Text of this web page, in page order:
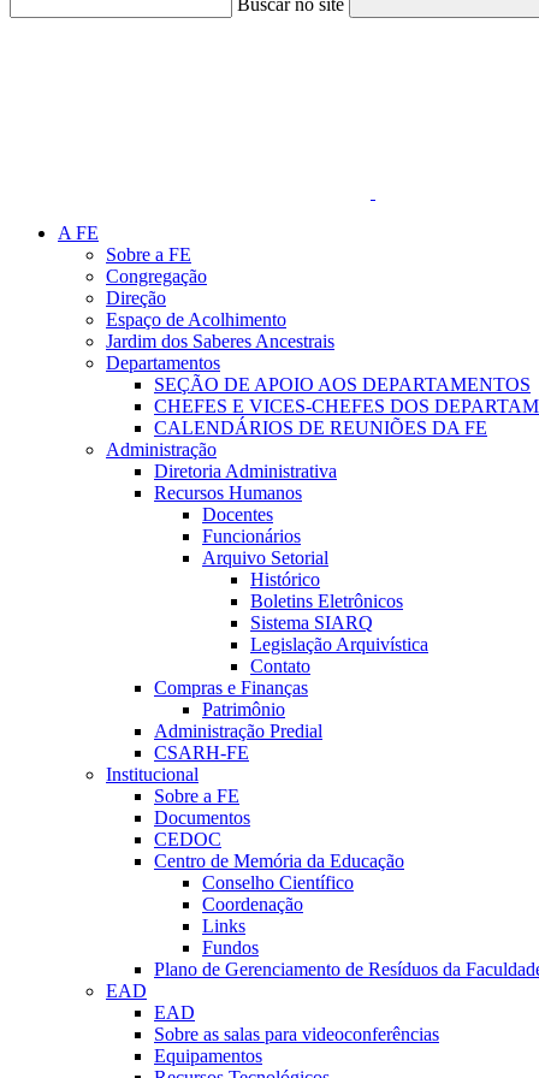
Buscar no site
A FE
Sobre a FE
Congregação
Direção
Espaço de Acolhimento
Jardim dos Saberes Ancestrais
Departamentos
SEÇÃO DE APOIO AOS DEPARTAMENTOS
CHEFES E VICES-CHEFES DOS
CALENDÁRIOS DE REUNIÕES DA FE
Administração
Diretoria Administrativa
Recursos Humanos
Docentes
Funcionários
Arquivo Setorial
Histórico
Boletins Eletrônicos
Sistema SIARQ
Legislação Arquivística
Contato
Compras e Finanças
Patrimônio
Administração Predial
CSARH-FE
Institucional
Sobre a FE
Documentos
CEDOC
Centro de Memória da Educação
Conselho Científico
Coordenação
Links
Fundos
Plano de Gerenciamento de Resíduos da
EAD
EAD
Sobre as salas para videoconferências
Equipamentos